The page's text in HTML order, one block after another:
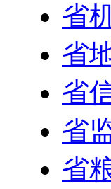
省
省
省
省
省